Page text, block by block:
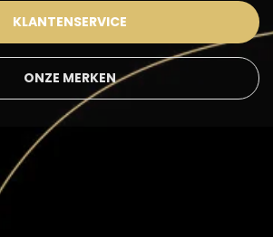
KLANTENSERVICE
ONZE MERKEN